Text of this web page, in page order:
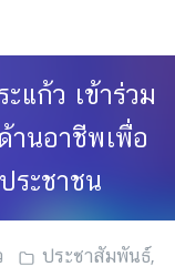
แก้ว เข้าร่วม
านอาชีพเพื่อ
ะชาชน
ประชาสัมพันธ์,